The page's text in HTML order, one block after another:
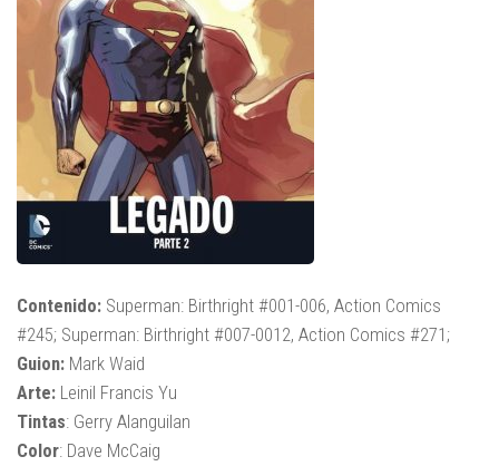
Contenido: Superman: Birthright #001-006, Action Comics
#245; Superman: Birthright #007-0012, Action Comics #271;
Guion: Mark Waid
Arte: Leinil Francis Yu
Tintas: Gerry Alanguilan
Color: Dave McCaig